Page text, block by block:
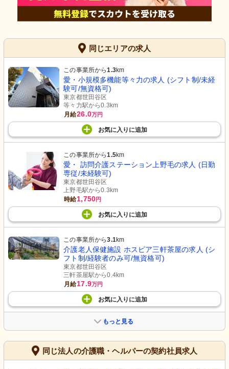
同じエリアの求人
この事業所から1.3km
愛・小規模多機能等々力の求人 (シフト制/未経
験可/無資格可)
東京都世田谷区
等々力駅から0.3km
月給26.0万円
お気に入り に追加
この事業所から1.5km
愛・ 訪問介護ステーション上野毛の求人 (日勤
専従/未経験可)
東京都世田谷区
上野毛駅から0.3km
時給1,750円
お気に入り に追加
この事業所から3.1km
介護老人保健施設 ホスピア三軒茶屋の求人 (シ
フト制/経験者のみ可/無資格可)
東京都世田谷区
三軒茶屋駅から0.4km
月給17.9万円
お気に入り に追加
もっと見る
同じ法人の介護職・ヘルパーの契約社員求人